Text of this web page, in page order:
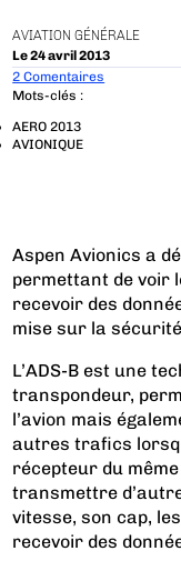
AVIATION GÉNÉRALE
Le 24 avril 2013
2 Comentaires
Mots-clés :
AERO 2013
AVIONIQUE
Aspen Avionics a
permettant de voir
recevoir des
mise sur la
L’ADS-B est une
transpondeur,
l’avion mais
autres trafics
récepteur du même
transmettre
vitesse, son cap,
recevoir des